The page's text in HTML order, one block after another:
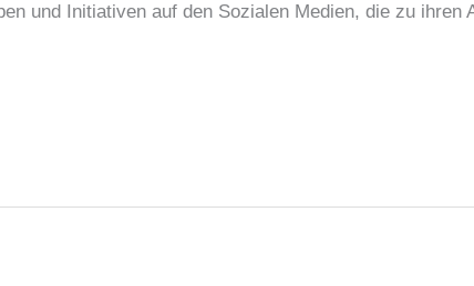
und Initiativen auf den Sozialen Medien, die zu ihren